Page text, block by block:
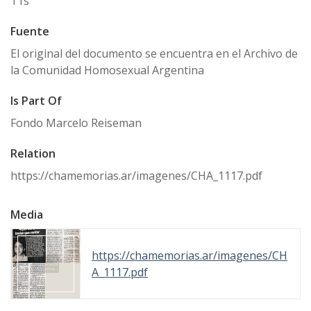
Fuente
El original del documento se encuentra en el Archivo de
la Comunidad Homosexual Argentina
Is Part Of
Fondo Marcelo Reiseman
Relation
https://chamemorias.ar/imagenes/CHA_1117.pdf
Media
https://chamemorias.ar/imagenes/CH
A_1117.pdf